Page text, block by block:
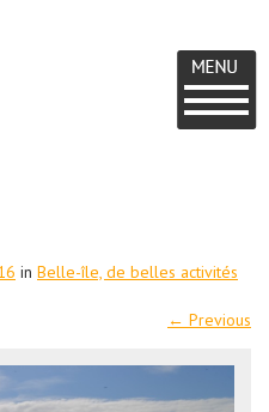
in Belle-île, de belles activités
← Previous